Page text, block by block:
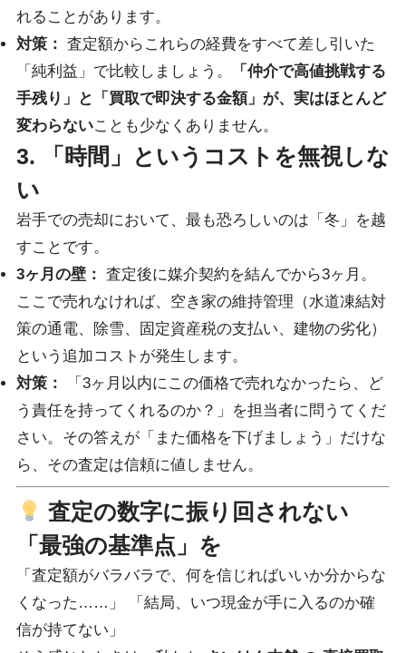
れることがあります。
対策： 査定額からこれらの経費をすべて差し引いた
「純利益」で比較しましょう。
「仲介で高値挑戦する
手残り」と「買取で即決する金額」が、実はほとんど
変わらないことも少なくありません。
3. 「時間」というコストを無視しな
い
岩手での売却において、最も恐ろしいのは「冬」を越
すことです。
3ヶ月の壁： 査定後に媒介契約を結んでから3ヶ月。
ここで売れなければ、空き家の維持管理（水道凍結対
策の通電、除雪、固定資産税の支払い、建物の劣化）
という追加コストが発生します。
対策：
「3ヶ月以内にこの価格で売れなかったら、ど
う責任を持ってくれるのか？」を担当者に問うてくだ
さい。その答えが「また価格を下げましょう」だけな
ら、その査定は信頼に値しません。
査定の数字に振り回されない
「最強の基準点」を
「査定額がバラバラで、何を信じればいいか分からな
くなった……」 「結局、いつ現金が手に入るのか確
信が持てない」